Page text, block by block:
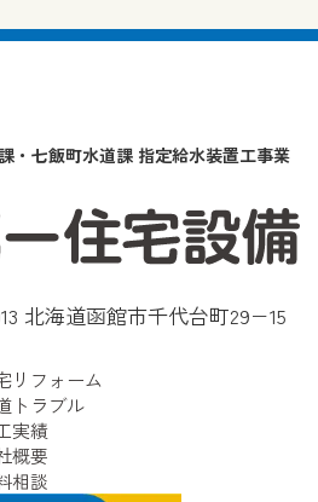
・七飯町水道課 指定給水装置工事業
北海道函館市千代台町29−15
リフォーム
トラブル
実績
概要
相談